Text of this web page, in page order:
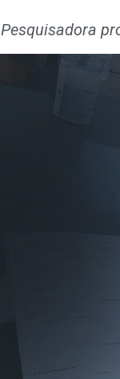
Pesquisadora